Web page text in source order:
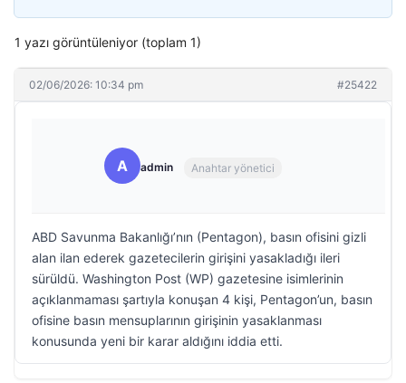
1 yazı görüntüleniyor (toplam 1)
02/06/2026: 10:34 pm #25422
A admin Anahtar yönetici
ABD Savunma Bakanlığı’nın (Pentagon), basın ofisini gizli
alan ilan ederek gazetecilerin girişini yasakladığı ileri
sürüldü. Washington Post (WP) gazetesine isimlerinin
açıklanmaması şartıyla konuşan 4 kişi, Pentagon’un, basın
ofisine basın mensuplarının girişinin yasaklanması
konusunda yeni bir karar aldığını iddia etti.